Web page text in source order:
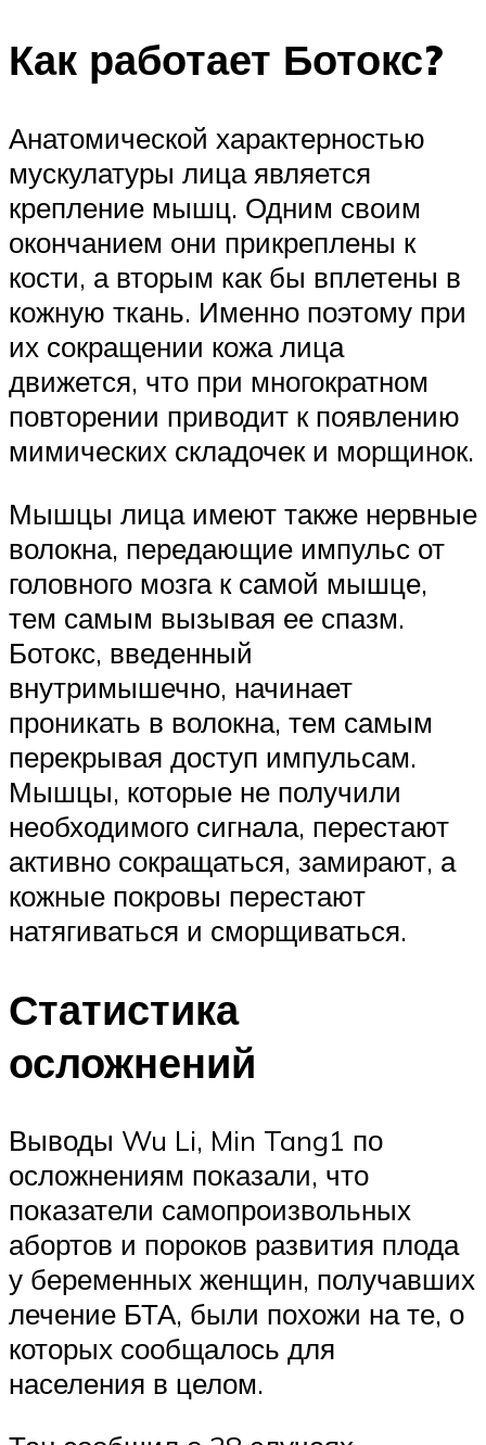
Как работает Ботокс?
Анатомической характерностью
мускулатуры лица является
крепление мышц. Одним своим
окончанием они прикреплены к
кости, а вторым как бы вплетены в
кожную ткань. Именно поэтому при
их сокращении кожа лица
движется, что при многократном
повторении приводит к появлению
мимических складочек и морщинок.
Мышцы лица имеют также нервные
волокна, передающие импульс от
головного мозга к самой мышце,
тем самым вызывая ее спазм.
Ботокс, введенный
внутримышечно, начинает
проникать в волокна, тем самым
перекрывая доступ импульсам.
Мышцы, которые не получили
необходимого сигнала, перестают
активно сокращаться, замирают, а
кожные покровы перестают
натягиваться и сморщиваться.
Статистика
осложнений
Выводы Wu Li, Min Tang1 по
осложнениям показали, что
показатели самопроизвольных
абортов и пороков развития плода
у беременных женщин, получавших
лечение БТА, были похожи на те, о
которых сообщалось для
населения в целом.